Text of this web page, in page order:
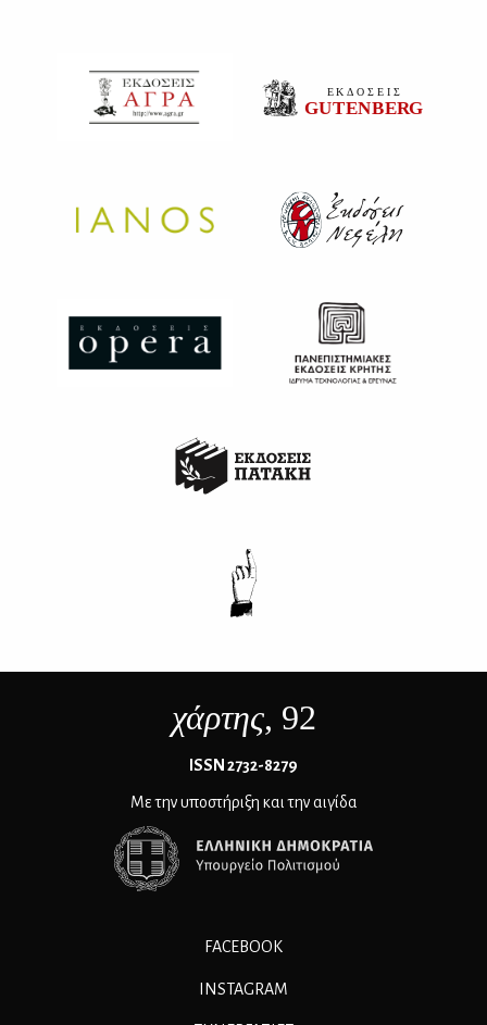
χάρτης, 92
ΙSSN 2732-8279
Με την υποστήριξη και την αιγίδα
FACEBOOK
INSTAGRAM